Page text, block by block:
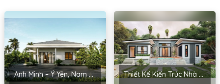
Anh Minh – Ý Yên, Nam Định Thiết Kế Kiến Trúc Nhà Cấp 4 Anh Kiểm – Yên Phong, Bắc Ninh